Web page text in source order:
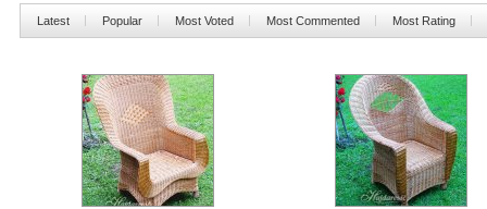
Latest Popular Most Voted Most Commented Most Rating